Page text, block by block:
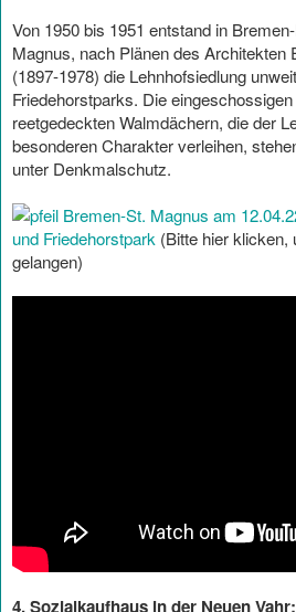
Von 1950 bis 1951 entstand in
Magnus, nach Plänen des Architekten
(1897-1978) die Lehnhofsiedlung
Friedehorstparks. Die
reetgedeckten Walmdächern, die der
besonderen Charakter verleihen,
unter Denkmalschutz.
Bremen-St. Magnus am
und Friedehorstpark (Bitte hier
gelangen)
4. Sozialkaufhaus in der Neuen